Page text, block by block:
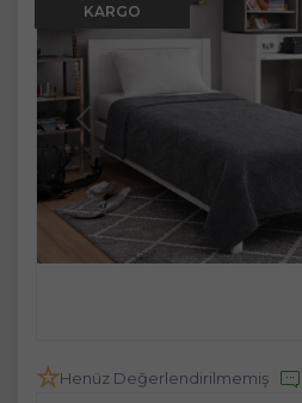
KARGO
Henüz Değerlendirilmemiş